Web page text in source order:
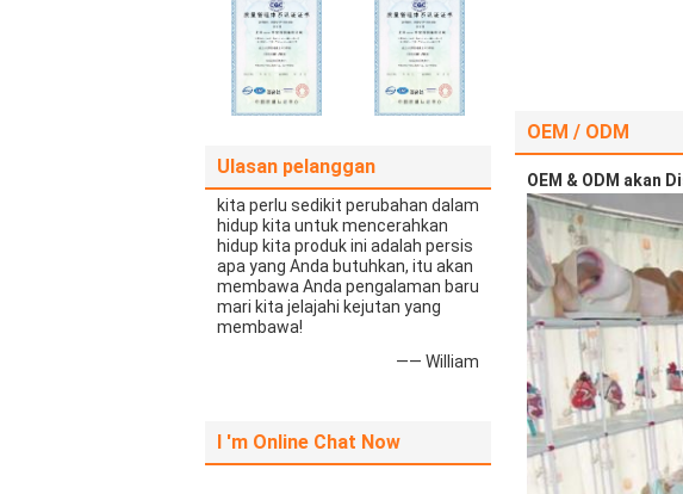
Ulasan pelanggan
kita perlu sedikit perubahan dalam
hidup kita untuk mencerahkan
hidup kita produk ini adalah persis
apa yang Anda butuhkan, itu akan
membawa Anda pengalaman baru
mari kita jelajahi kejutan yang
membawa!
—— William
I 'm Online Chat Now
OEM / ODM
OEM & ODM akan